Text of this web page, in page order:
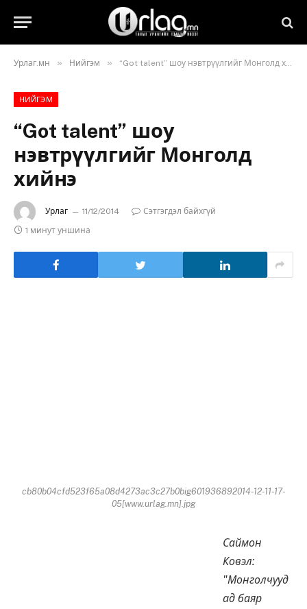
Урлаг.мн » Нийгэм » “Got talent” шоу нэвтрүүлгийг Монголд хийнэ
НИЙГЭМ
“Got talent” шоу
нэвтрүүлгийг Монголд
хийнэ
Урлаг 11/12/2014
Сэтгэгдэл байхгүй
1 минут уншина
cb80b04cfd523f65a08d4273ac3c27b0big601936892014-12-11-17-
05[www.urlag.mn].jpg
Саймон
Ковэл:
"Монголчууд
ад баяр